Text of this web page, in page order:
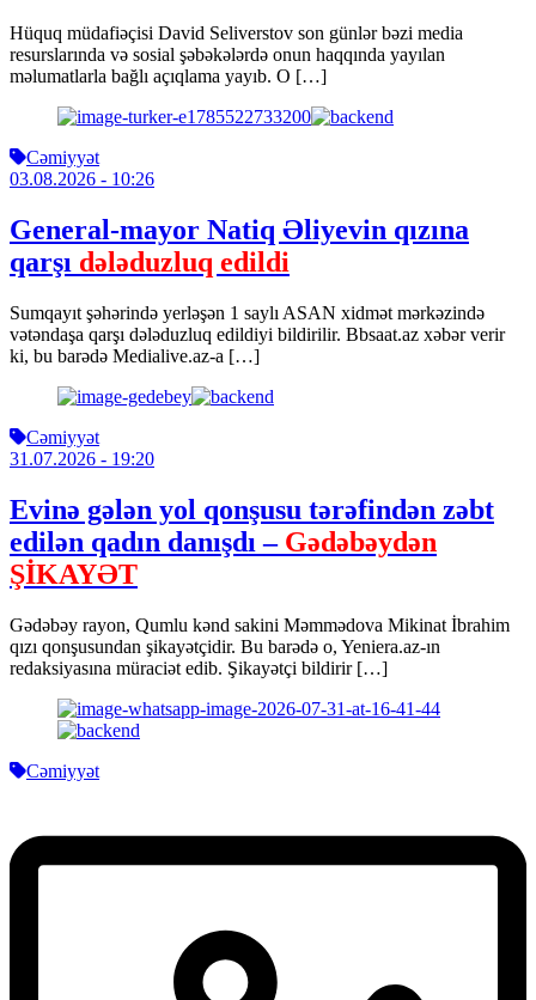
Hüquq müdafiəçisi David Seliverstov son günlər bəzi media
resurslarında və sosial şəbəkələrdə onun haqqında yayılan
məlumatlarla bağlı açıqlama yayıb. O […]
Cəmiyyət
03.08.2026 - 10:26
General-mayor Natiq Əliyevin qızına
qarşı dələduzluq edildi
Sumqayıt şəhərində yerləşən 1 saylı ASAN xidmət mərkəzində
vətəndaşa qarşı dələduzluq edildiyi bildirilir. Bbsaat.az xəbər verir
ki, bu barədə Medialive.az-a […]
Cəmiyyət
31.07.2026 - 19:20
Evinə gələn yol qonşusu tərəfindən zəbt
edilən qadın danışdı – Gədəbəydən
ŞİKAYƏT
Gədəbəy rayon, Qumlu kənd sakini Məmmədova Mikinat İbrahim
qızı qonşusundan şikayətçidir. Bu barədə o, Yeniera.az-ın
redaksiyasına müraciət edib. Şikayətçi bildirir […]
Cəmiyyət